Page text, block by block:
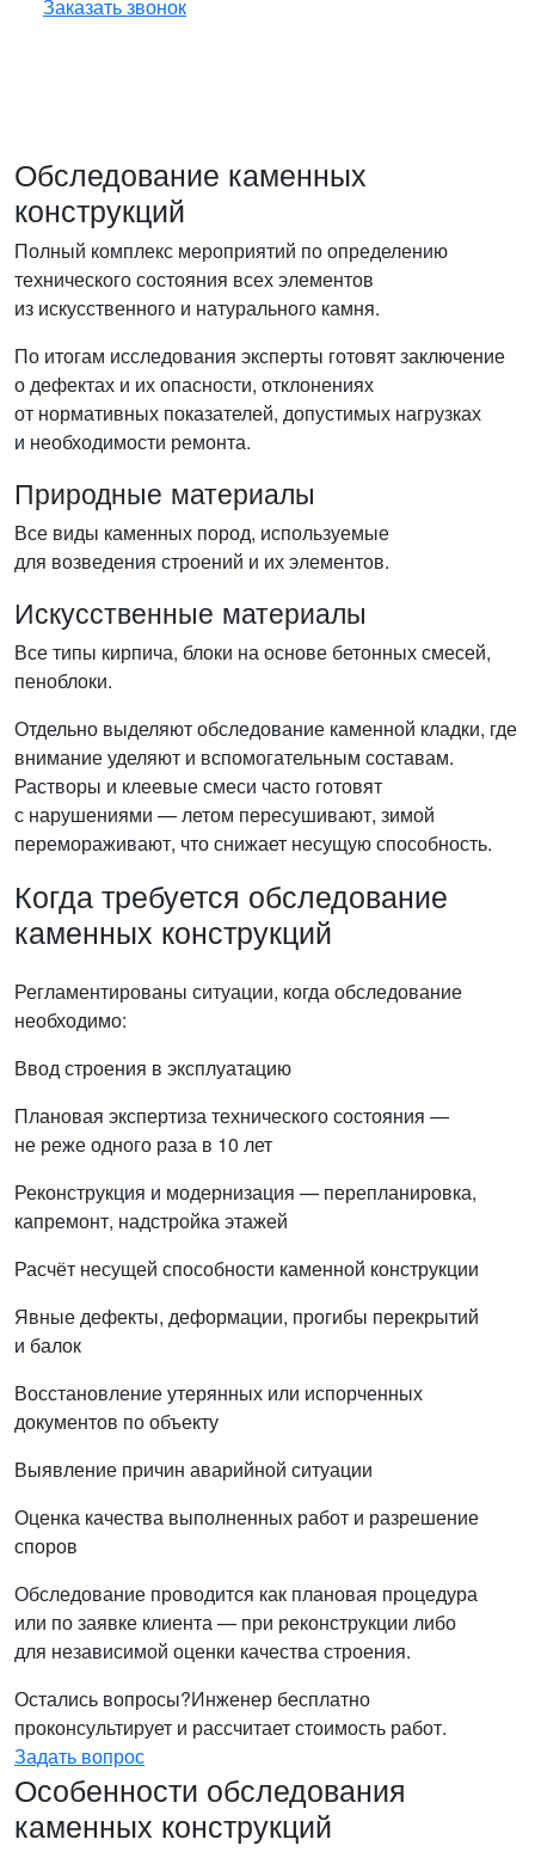
Заказать звонок
Обследование каменных
конструкций
Полный комплекс мероприятий по определению
технического состояния всех элементов
из искусственного и натурального камня.
По итогам исследования эксперты готовят заключение
о дефектах и их опасности, отклонениях
от нормативных показателей, допустимых нагрузках
и необходимости ремонта.
Природные материалы
Все виды каменных пород, используемые
для возведения строений и их элементов.
Искусственные материалы
Все типы кирпича, блоки на основе бетонных смесей,
пеноблоки.
Отдельно выделяют обследование каменной кладки, где
внимание уделяют и вспомогательным составам.
Растворы и клеевые смеси часто готовят
с нарушениями — летом пересушивают, зимой
перемораживают, что снижает несущую способность.
Когда требуется обследование
каменных конструкций
Регламентированы ситуации, когда обследование
необходимо:
Ввод строения в эксплуатацию
Плановая экспертиза технического состояния —
не реже одного раза в 10 лет
Реконструкция и модернизация — перепланировка,
капремонт, надстройка этажей
Расчёт несущей способности каменной конструкции
Явные дефекты, деформации, прогибы перекрытий
и балок
Восстановление утерянных или испорченных
документов по объекту
Выявление причин аварийной ситуации
Оценка качества выполненных работ и разрешение
споров
Обследование проводится как плановая процедура
или по заявке клиента — при реконструкции либо
для независимой оценки качества строения.
Остались вопросы?Инженер бесплатно
проконсультирует и рассчитает стоимость работ.
Задать вопрос
Особенности обследования
каменных конструкций